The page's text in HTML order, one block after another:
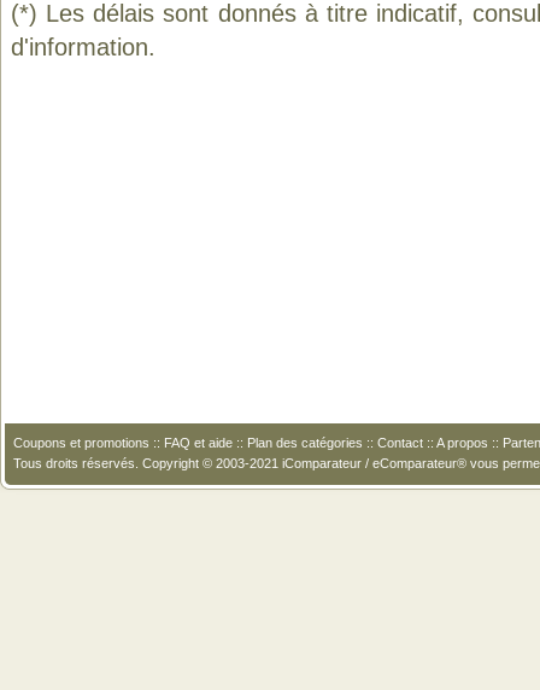
(*) Les délais sont donnés à titre indicatif,
d'information.
Coupons et promotions :: FAQ et aide :: Plan des catégories :: Contact :: A propos ::
Tous droits réservés. Copyright © 2003-2021 iComparateur / eComparateur® vous